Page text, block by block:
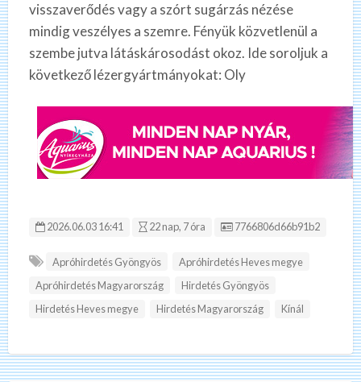
visszaverődés vagy a szórt sugárzás nézése
mindig veszélyes a szemre. Fényük közvetlenül a
szembe jutva látáskárosodást okoz. Ide soroljuk a
következő lézergyártmányokat: Oly
2026.06.03 16:41 22 nap, 7 óra Hirdetés ID:
7766806d66b91b2
Apróhirdetés Gyöngyös
Apróhirdetés Heves megye
Apróhirdetés Magyarország
Hirdetés Gyöngyös
Hirdetés Heves megye
Hirdetés Magyarország Kínál